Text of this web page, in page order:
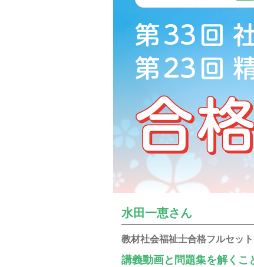
水田一恵さん
教材社会福祉士合格フルセット
講義動画と問題集を解くこ